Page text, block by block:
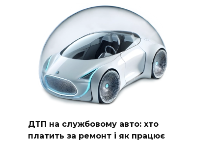
ДТП на службовому авто: хто
платить за ремонт і як працює